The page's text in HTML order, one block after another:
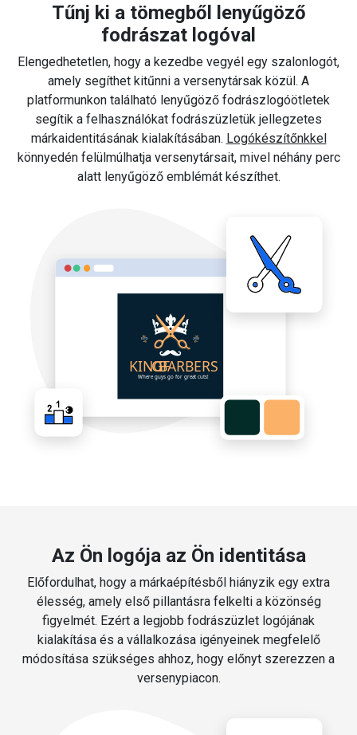
Tűnj ki a tömegből lenyűgöző
fodrászat logóval
Elengedhetetlen, hogy a kezedbe vegyél egy szalonlogót,
amely segíthet kitűnni a versenytársak közül. A
platformunkon található lenyűgöző fodrászlogóötletek
segítik a felhasználókat fodrászüzletük jellegzetes
márkaidentitásának kialakításában. Logókészítőnkkel
könnyedén felülmúlhatja versenytársait, mivel néhány perc
alatt lenyűgöző emblémát készíthet.
Az Ön logója az Ön identitása
Előfordulhat, hogy a márkaépítésből hiányzik egy extra
élesség, amely első pillantásra felkelti a közönség
figyelmét. Ezért a legjobb fodrászüzlet logójának
kialakítása és a vállalkozása igényeinek megfelelő
módosítása szükséges ahhoz, hogy előnyt szerezzen a
versenypiacon.